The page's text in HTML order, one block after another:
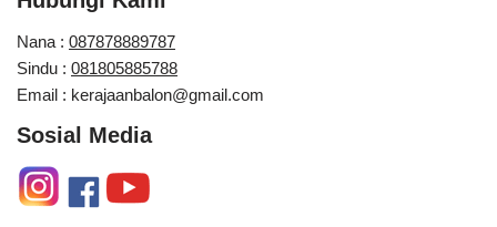
Nana : 087878889787
Sindu : 081805885788
Email : kerajaanbalon@gmail.com
Sosial Media